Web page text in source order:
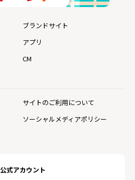
公式アカウント
ブランドサイト
アプリ
CM
サイトのご利用について
ソーシャルメディアポリシー